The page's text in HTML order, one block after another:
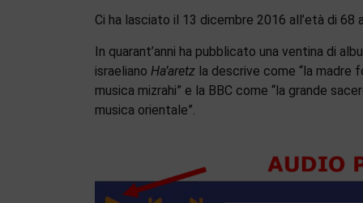
Ci ha lasciato il 13 dicembre 2016 all’età di 68
In quarant’anni ha pubblicato una ventina di
israeliano Ha’aretz la descrive come “la madre
musica mizrahi” e la BBC come “la grande
musica orientale”.